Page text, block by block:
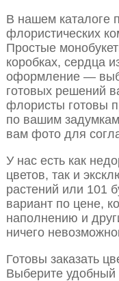
В нашем каталоге
флористических
Простые
коробках, сердца
оформление —
готовых решений
флористы готовы
по вашим
вам фото для
У нас есть как
цветов, так и
растений или 101
вариант по цене,
наполнению и
ничего
Готовы заказать
Выберите удобный